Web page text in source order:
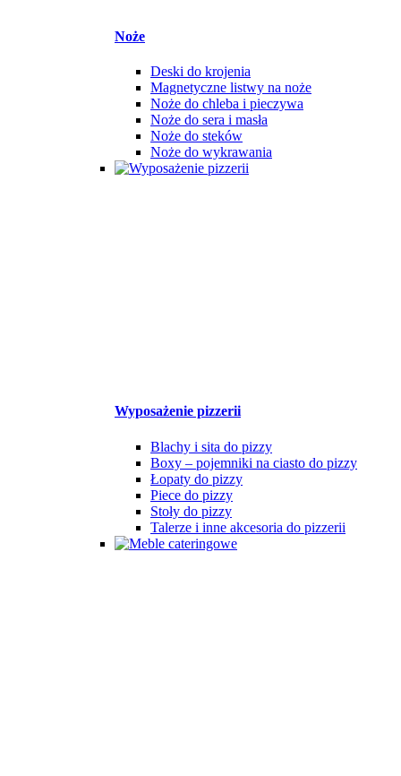
Noże
Deski do krojenia
Magnetyczne listwy na noże
Noże do chleba i pieczywa
Noże do sera i masła
Noże do steków
Noże do wykrawania
Wyposażenie pizzerii
Blachy i sita do pizzy
Boxy – pojemniki na ciasto do pizzy
Łopaty do pizzy
Piece do pizzy
Stoły do pizzy
Talerze i inne akcesoria do pizzerii